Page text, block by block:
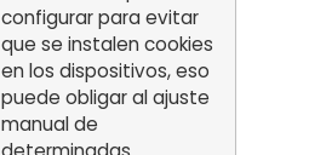
configurar para evitar
que se instalen cookies
en los dispositivos, eso
puede obligar al ajuste
manual de